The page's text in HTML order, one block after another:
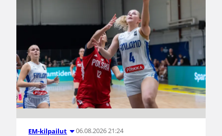
EM-kilpailut 06.08.2026 21:24